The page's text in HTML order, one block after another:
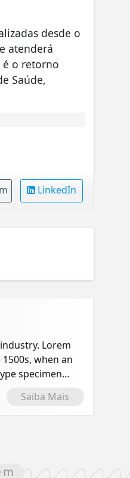
desde o
atenderá
é o retorno
Saúde,
LinkedIn
Lorem
when an
specimen
Saiba Mais